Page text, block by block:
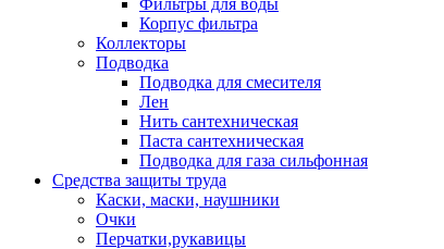
Фильтры для воды
Корпус фильтра
Коллекторы
Подводка
Подводка для смесителя
Лен
Нить сантехническая
Паста сантехническая
Подводка для газа сильфонная
Средства защиты труда
Каски, маски, наушники
Очки
Перчатки,рукавицы